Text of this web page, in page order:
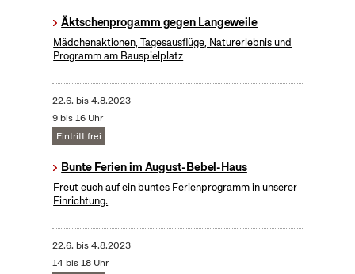
Äktschenprogamm gegen Langeweile
Mädchenaktionen, Tagesausflüge, Naturerlebnis und
Programm am Bauspielplatz
22.6. bis4.8.2023
9 bis 16 Uhr
Eintritt frei
Bunte Ferien im August-Bebel-Haus
Freut euch auf ein buntes Ferienprogramm in unserer
Einrichtung.
22.6. bis4.8.2023
14 bis 18 Uhr